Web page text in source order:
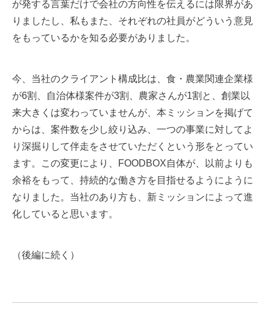
が発する言葉だけで会社の方向性を伝えるには限界があ
りましたし、私もまた、それぞれの社員がどういう意見
をもっているかを知る必要がありました。
今、当社のクライアント構成比は、食・農業関連企業様
が6割、自治体様案件が3割、農家さんが1割と、創業以
来大きくは変わっていませんが、本ミッションを掲げて
からは、案件数を少し絞り込み、一つの事業に対してよ
り深掘りして伴走をさせていただくという形をとってい
ます。この変更により、FOODBOX自体が、以前よりも
余裕をもって、持続的な働き方を目指せるようにように
なりました。当社のあり方も、新ミッションによって進
化していると思います。
（後編に続く ）